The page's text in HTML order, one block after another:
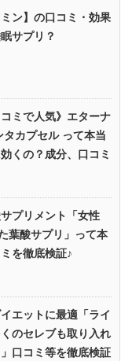
ン】の口コミ・効果
サプリ？
ミで人気》エターナ
カプセル って本当
くの？成分、口コミ
プリメント「女性
葉酸サプリ」って本
を徹底検証♪
エットに最適「ライ
のセレブも取り入れ
口コミ等を徹底検証